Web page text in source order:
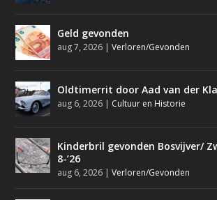
Geld gevonden
aug 7, 2026 |Verloren/Gevonden
Oldtimerrit door Aad van der
aug 6, 2026 | Cultuur en Historie
Kinderbril gevonden Bosvijver/
8-’26
aug 6, 2026 |Verloren/Gevonden